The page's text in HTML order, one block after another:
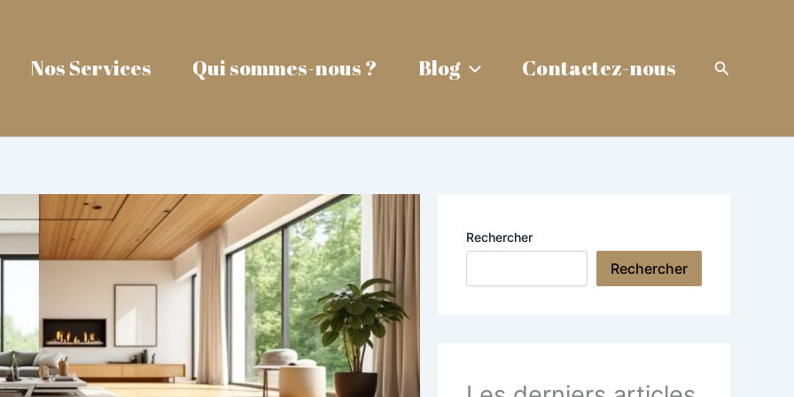
Nos Services Qui sommes-nous ? Blog Contactez-nous
Rechercher
Rechercher